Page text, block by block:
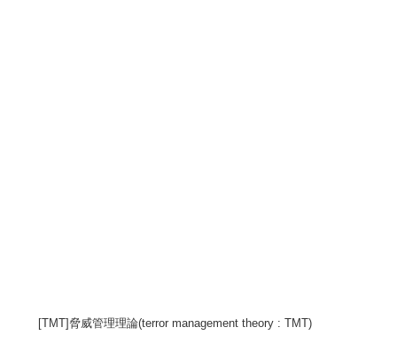
[TMT]脅威管理理論(terror management theory : TMT)